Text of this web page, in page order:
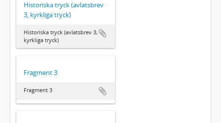
Historiska tryck (avlatsbrev
3, kyrkliga tryck)
Historiska tryck (avlatsbrev 3,
kyrkliga tryck)
Fragment 3
Fragment 3